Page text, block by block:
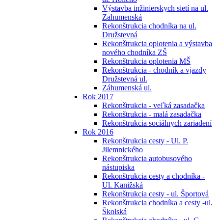
Výstavba inžinierskych sietí na ul.
Zahumenská
Rekonštrukcia chodníka na ul.
Družstevná
Rekonštrukcia oplotenia a výstavba
nového chodníka ZŠ
Rekonštrukcia oplotenia MŠ
Rekonštrukcia - chodník a vjazdy
Družstevná ul.
Záhumenská ul.
Rok 2017
Rekonštrukcia - veľká zasadačka
Rekonštrukcia - malá zasadačka
Rekonštrukcia sociálnych zariadení
Rok 2016
Rekonštrukcia cesty - Ul. P.
Jilemnického
Rekonštrukcia autobusového
nástupiska
Rekonštrukcia cesty a chodníka -
Ul. Kanižská
Rekonštrukcia cesty - ul. Športová
Rekonštrukcia chodníka a cesty -ul.
Školská